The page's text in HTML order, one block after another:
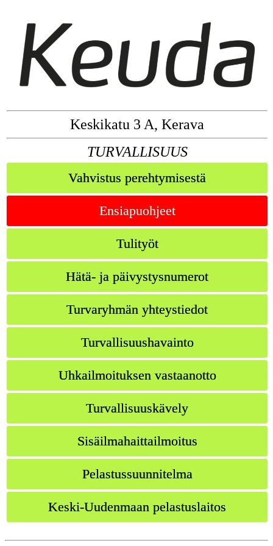
Keskikatu 3 A, Kerava
TURVALLISUUS
Vahvistus perehtymisestä
Ensiapuohjeet
Tulityöt
Hätä- ja päivystysnumerot
Turvaryhmän yhteystiedot
Turvallisuushavainto
Uhkailmoituksen vastaanotto
Turvallisuuskävely
Sisäilmahaittailmoitus
Pelastussuunnitelma
Keski-Uudenmaan pelastuslaitos